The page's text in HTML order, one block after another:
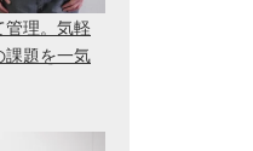
管理。気軽
課題を一気